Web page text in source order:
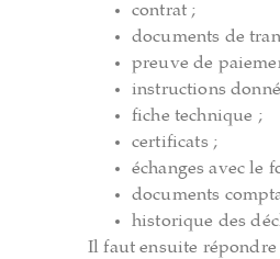
contrat ;
documents de
preuve de
instructions
fiche technique ;
certificats ;
échanges avec le
documents
historique des
Il faut ensuite